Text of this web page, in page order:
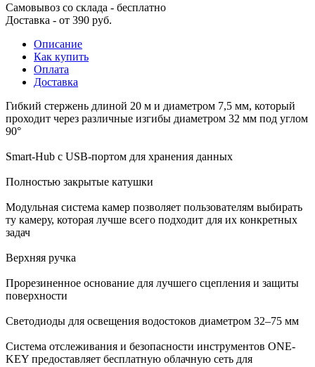
Самовывоз со склада - бесплатно
Доставка - от 390 руб.
Описание
Как купить
Оплата
Доставка
Гибкий стержень длиной 20 м и диаметром 7,5 мм, который
проходит через различные изгибы диаметром 32 мм под углом
90°
Smart-Hub с USB-портом для хранения данных
Полностью закрытые катушки
Модульная система камер позволяет пользователям выбирать
ту камеру, которая лучше всего подходит для их конкретных
задач
Верхняя ручка
Прорезиненное основание для лучшего сцепления и защиты
поверхности
Светодиоды для освещения водостоков диаметром 32–75 мм
Система отслеживания и безопасности инструментов ONE-
KEY предоставляет бесплатную облачную сеть для